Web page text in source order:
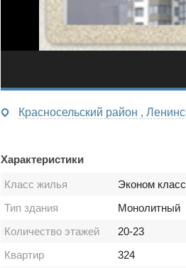
Характеристики
Класс жилья
Эконом класс
Тип здания
Монолитный
Количество этажей
20-23
Квартир
324